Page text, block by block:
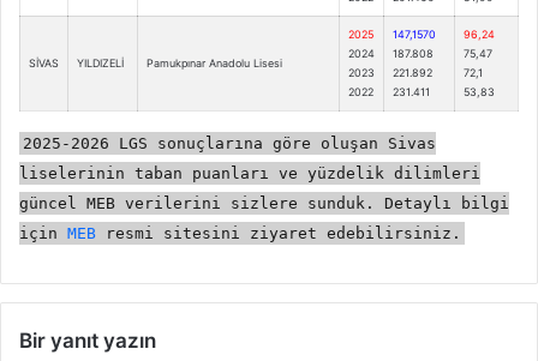
SİVAS YILDIZELİ Pamukpınar Anadolu Lisesi
2025
2024
2023
2022
147,1570
187.808
221.892
231.411
96,24
75,47
72,1
53,83
2025-2026 LGS sonuçlarına göre oluşan Sivas
liselerinin taban puanları ve yüzdelik dilimleri
güncel MEB verilerini sizlere sunduk. Detaylı bilgi
için MEB resmi sitesini ziyaret edebilirsiniz.
Bir yanıt yazın